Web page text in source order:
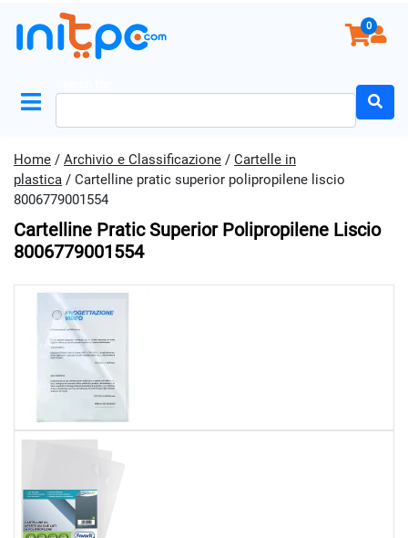
0
Home / Archivio e Classificazione / Cartelle in
plastica / Cartelline pratic superior polipropilene liscio
8006779001554
Cartelline Pratic Superior Polipropilene Liscio
8006779001554